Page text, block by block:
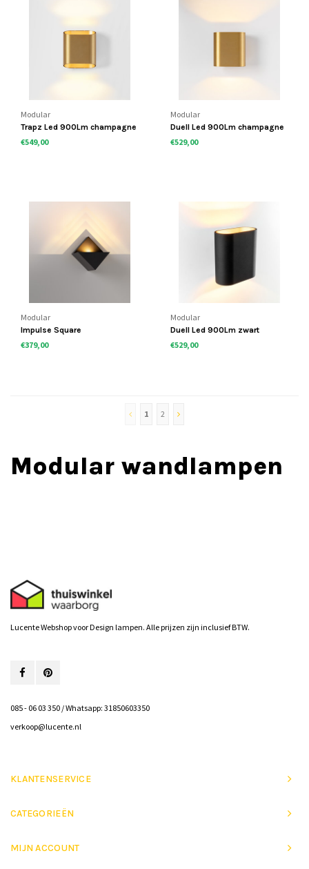
Modular
Trapz Led 900Lm champagne
€549,00
Modular
Duell Led 900Lm champagne
€529,00
Modular
Impulse Square
€379,00
Modular
Duell Led 900Lm zwart
€529,00
1 2
Modular wandlampen
Lucente Webshop voor Design lampen. Alle prijzen zijn inclusief BTW.
085 - 06 03 350 / Whatsapp: 31850603350
verkoop@lucente.nl
KLANTENSERVICE
CATEGORIEËN
MIJN ACCOUNT